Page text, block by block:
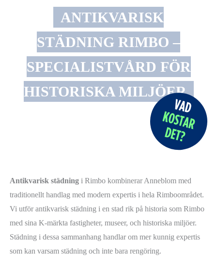
ANTIKVARISK
STÄDNING RIMBO –
SPECIALISTVÅRD FÖR
HISTORISKA MILJÖER
Antikvarisk städning i Rimbo kombinerar Anneblom med
traditionellt handlag med modern expertis i hela Rimboområdet.
Vi utför antikvarisk städning i en stad rik på historia som Rimbo
med sina K-märkta fastigheter, museer, och historiska miljöer.
Städning i dessa sammanhang handlar om mer kunnig expertis
som kan varsam städning och inte bara rengöring.